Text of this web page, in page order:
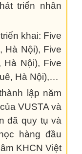
triển nhân
khai: Five
Hà Nội), Five
Nội), Five
Hà Nội),…
lập năm
VUSTA và
đã quy tụ và
hàng đầu
KHCN Việt